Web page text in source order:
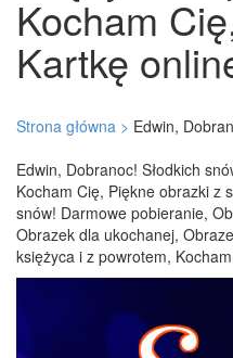
Kocham
Kartkę
Strona główna > Edwin,
Edwin, Dobranoc! Słodkich
Kocham Cię, Piękne obrazki z
snów! Darmowe pobieranie,
Obrazek dla ukochanej,
księżyca i z powrotem,